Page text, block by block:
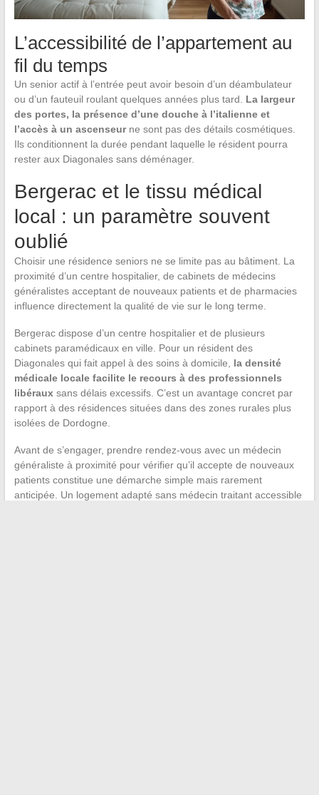
L’accessibilité de l’appartement au
fil du temps
Un senior actif à l’entrée peut avoir besoin d’un déambulateur
ou d’un fauteuil roulant quelques années plus tard. La largeur
des portes, la présence d’une douche à l’italienne et
l’accès à un ascenseurne sont pas des détails cosmétiques.
Ils conditionnent la durée pendant laquelle le résident pourra
rester aux Diagonales sans déménager.
Bergerac et le tissu médical
local : un paramètre souvent
oublié
Choisir une résidence seniors ne se limite pas au bâtiment. La
proximité d’un centre hospitalier, de cabinets de médecins
généralistes acceptant de nouveaux patients et de pharmacies
influence directement la qualité de vie sur le long terme.
Bergerac dispose d’un centre hospitalier et de plusieurs
cabinets paramédicaux en ville. Pour un résident des
Diagonales qui fait appel à des soins à domicile, la densité
médicale locale facilite le recours à des professionnels
libérauxsans délais excessifs. C’est un avantage concret par
rapport à des résidences situées dans des zones rurales plus
isolées de Dordogne.
Avant de s’engager, prendre rendez-vous avec un médecin
généraliste à proximité pour vérifier qu’il accepte de nouveaux
patients constitue une démarche simple mais rarement
anticipée. Un logement adapté sans médecin traitant accessible